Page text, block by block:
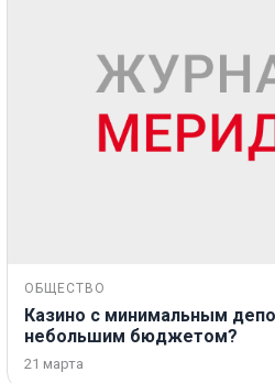
ОБЩЕСТВО
Казино с минимальным
небольшим бюджетом?
21 марта